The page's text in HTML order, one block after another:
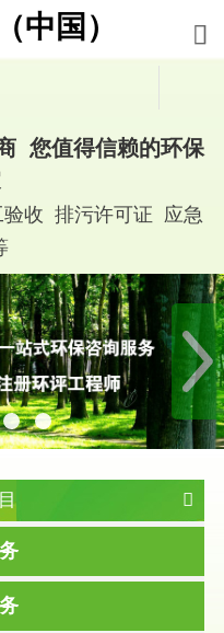
中国）
您值得信赖的环保
收 排污许可证 应急